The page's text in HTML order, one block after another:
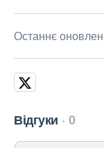
Останнє
Відгуки 0